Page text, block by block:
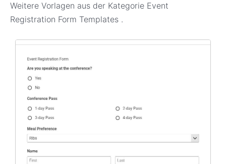
Weitere Vorlagen aus der Kategorie Event
Registration Form Templates .